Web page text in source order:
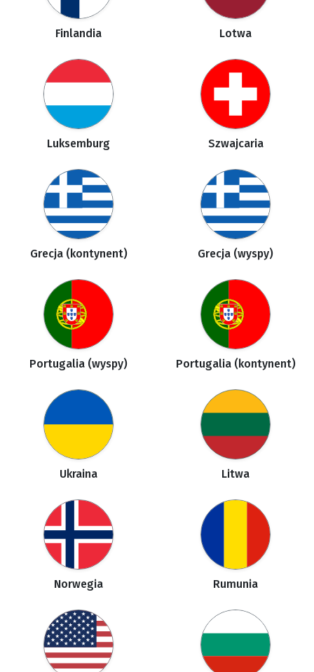
Finlandia Lotwa
Luksemburg Szwajcaria
Grecja (kontynent) Grecja (wyspy)
Portugalia (wyspy) Portugalia (kontynent)
Ukraina Litwa
Norwegia Rumunia